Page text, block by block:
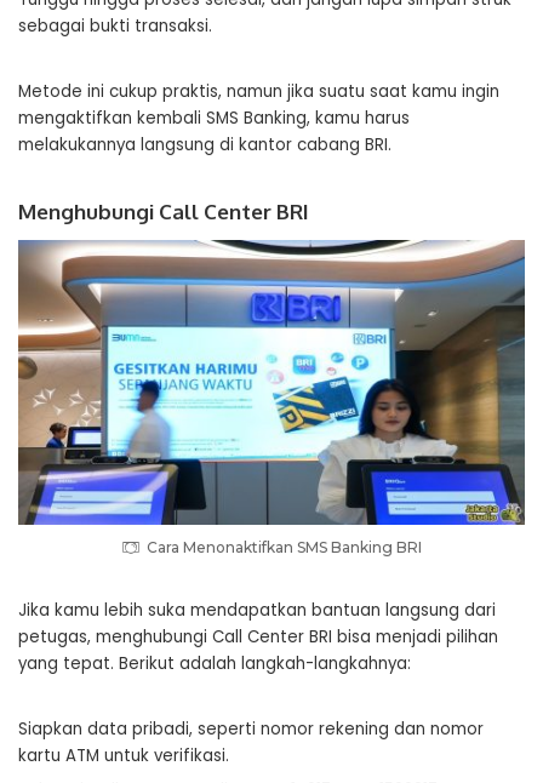
sebagai bukti transaksi.
Metode ini cukup praktis, namun jika suatu saat kamu ingin
mengaktifkan kembali SMS Banking, kamu harus
melakukannya langsung di kantor cabang BRI.
Menghubungi Call Center BRI
Cara Menonaktifkan SMS Banking BRI
Jika kamu lebih suka mendapatkan bantuan langsung dari
petugas, menghubungi Call Center BRI bisa menjadi pilihan
yang tepat. Berikut adalah langkah-langkahnya:
Siapkan data pribadi, seperti nomor rekening dan nomor
kartu ATM untuk verifikasi.